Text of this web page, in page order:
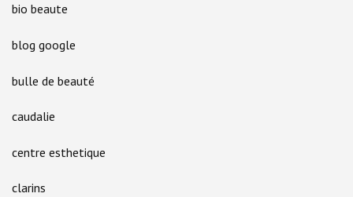
bio beaute
blog google
bulle de beauté
caudalie
centre esthetique
clarins